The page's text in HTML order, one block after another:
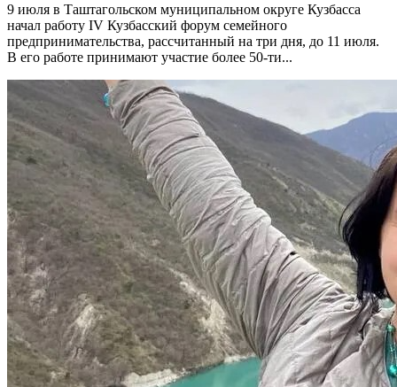
9 июля в Таштагольском муниципальном округе Кузбасса
начал работу IV Кузбасский форум семейного
предпринимательства, рассчитанный на три дня, до 11 июля.
В его работе принимают участие более 50-ти...